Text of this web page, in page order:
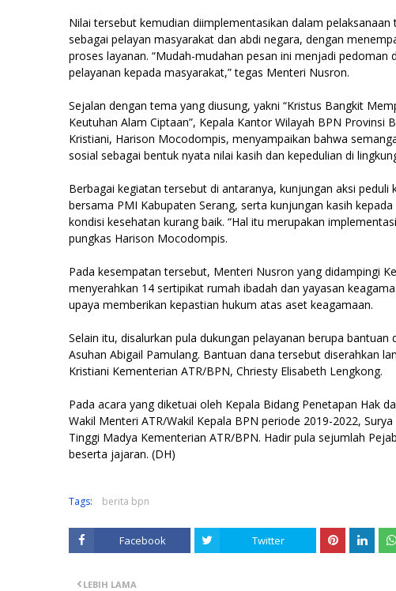
Nilai tersebut kemudian diimplementasikan dalam
sebagai pelayan masyarakat dan abdi negara, dengan
proses layanan. “Mudah-mudahan pesan ini menjadi
pelayanan kepada masyarakat,” tegas Menteri Nusron.
Sejalan dengan tema yang diusung, yakni “Kristus Bangkit
Keutuhan Alam Ciptaan”, Kepala Kantor Wilayah BPN Provinsi
Kristiani, Harison Mocodompis, menyampaikan bahwa
sosial sebagai bentuk nyata nilai kasih dan kepedulian di
Berbagai kegiatan tersebut di antaranya, kunjungan aksi peduli
bersama PMI Kabupaten Serang, serta kunjungan kasih
kondisi kesehatan kurang baik. “Hal itu merupakan
pungkas Harison Mocodompis.
Pada kesempatan tersebut, Menteri Nusron yang didampingi
menyerahkan 14 sertipikat rumah ibadah dan yayasan
upaya memberikan kepastian hukum atas aset keagamaan.
Selain itu, disalurkan pula dukungan pelayanan berupa
Asuhan Abigail Pamulang. Bantuan dana tersebut diserahkan
Kristiani Kementerian ATR/BPN, Chriesty Elisabeth Lengkong.
Pada acara yang diketuai oleh Kepala Bidang Penetapan Hak
Wakil Menteri ATR/Wakil Kepala BPN periode 2019-2022,
Tinggi Madya Kementerian ATR/BPN. Hadir pula sejumlah
beserta jajaran. (DH)
Tags: berita bpn
Facebook Twitter
LEBIH LAMA